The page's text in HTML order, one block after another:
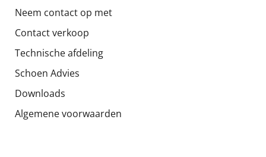
Neem contact op met
Contact verkoop
Technische afdeling
Schoen Advies
Downloads
Algemene voorwaarden